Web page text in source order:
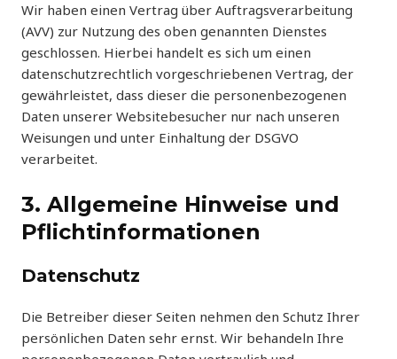
Wir haben einen Vertrag über Auftragsverarbeitung
(AVV) zur Nutzung des oben genannten Dienstes
geschlossen. Hierbei handelt es sich um einen
datenschutzrechtlich vorgeschriebenen Vertrag, der
gewährleistet, dass dieser die personenbezogenen
Daten unserer Websitebesucher nur nach unseren
Weisungen und unter Einhaltung der DSGVO
verarbeitet.
3. Allgemeine Hinweise und
Pflicht­informationen
Datenschutz
Die Betreiber dieser Seiten nehmen den Schutz Ihrer
persönlichen Daten sehr ernst. Wir behandeln Ihre